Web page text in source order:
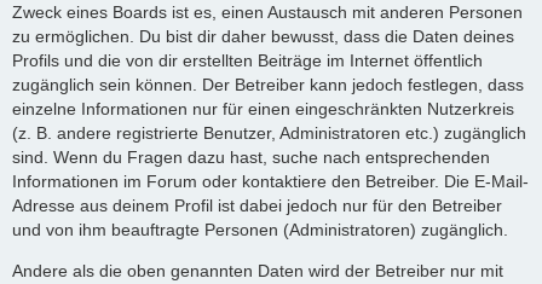
Zweck eines Boards ist es, einen Austausch mit anderen Personen
zu ermöglichen. Du bist dir daher bewusst, dass die Daten deines
Profils und die von dir erstellten Beiträge im Internet öffentlich
zugänglich sein können. Der Betreiber kann jedoch festlegen, dass
einzelne Informationen nur für einen eingeschränkten Nutzerkreis
(z. B. andere registrierte Benutzer, Administratoren etc.) zugänglich
sind. Wenn du Fragen dazu hast, suche nach entsprechenden
Informationen im Forum oder kontaktiere den Betreiber. Die E-Mail-
Adresse aus deinem Profil ist dabei jedoch nur für den Betreiber
und von ihm beauftragte Personen (Administratoren) zugänglich.
Andere als die oben genannten Daten wird der Betreiber nur mit